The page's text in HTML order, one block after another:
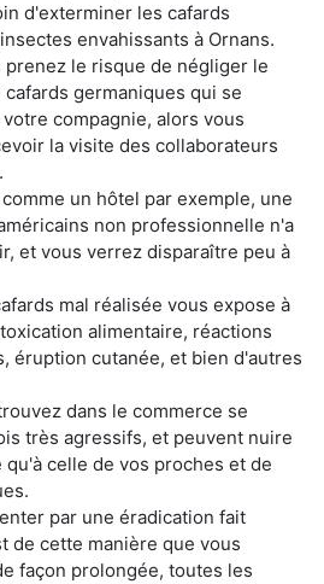
d'exterminer les cafards
envahissants à Ornans.
prenez le risque de négliger le
germaniques qui se
compagnie, alors vous
la visite des collaborateurs
un hôtel par exemple, une
non professionnelle n'a
et vous verrez disparaître peu à
mal réalisée vous expose à
alimentaire, réactions
éruption cutanée, et bien d'autres
dans le commerce se
très agressifs, et peuvent nuire
celle de vos proches et de
par une éradication fait
de cette manière que vous
façon prolongée, toutes les